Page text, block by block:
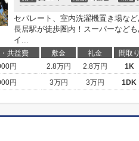
セパレート、室内洗濯機置き場な
長居駅が徒歩圏内！スーパーなど
イ...
共益費 敷金 礼金 間取り
円 2.8万円 2.8万円 1K
円 3万円 3万円 1DK